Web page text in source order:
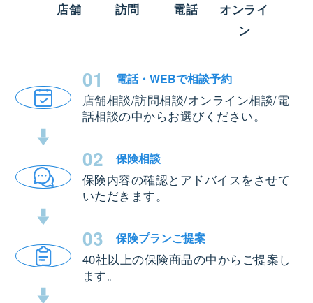
店舗 訪問 電話
オンライ
ン
01 電話・WEBで相談予約
店舗相談/訪問相談/オンライン相談/電
話相談の中からお選びください。
02 保険相談
保険内容の確認とアドバイスをさせて
いただきます。
03 保険プランご提案
40社以上の保険商品の中からご提案し
ます。